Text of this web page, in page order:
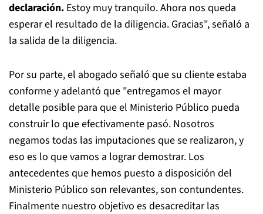
declaración. Estoy muy tranquilo. Ahora nos queda
esperar el resultado de la diligencia. Gracias", señaló a
la salida de la diligencia.
Por su parte, el abogado señaló que su cliente estaba
conforme y adelantó que "entregamos el mayor
detalle posible para que el Ministerio Público pueda
construir lo que efectivamente pasó. Nosotros
negamos todas las imputaciones que se realizaron, y
eso es lo que vamos a lograr demostrar. Los
antecedentes que hemos puesto a disposición del
Ministerio Público son relevantes, son contundentes.
Finalmente nuestro objetivo es desacreditar las